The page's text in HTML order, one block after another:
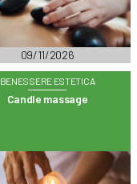
09/11/2026
BENESSERE ESTETICA
Candle massage